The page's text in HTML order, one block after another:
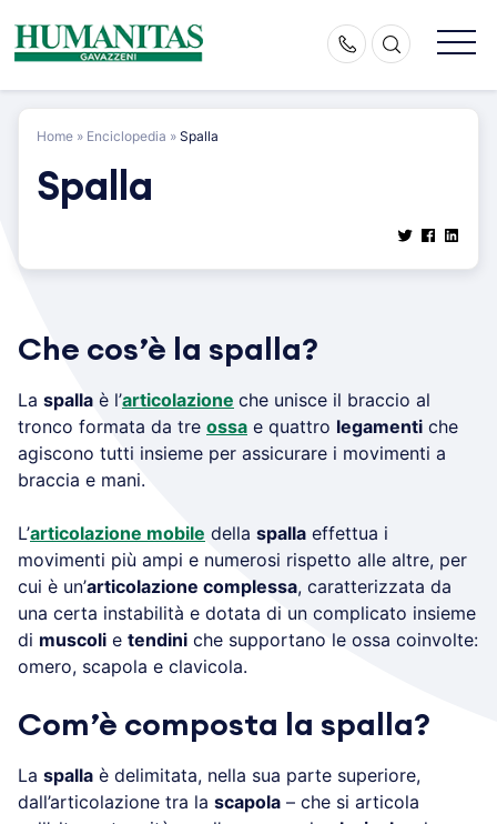
content
Home » Enciclopedia » Spalla
Spalla
Che cos’è la spalla?
La spalla è l’articolazione che unisce il braccio al
tronco formata da tre ossa e quattro legamenti che
agiscono tutti insieme per assicurare i movimenti a
braccia e mani.
L’articolazione mobile della spalla effettua i
movimenti più ampi e numerosi rispetto alle altre, per
cui è un’articolazione complessa, caratterizzata da
una certa instabilità e dotata di un complicato insieme
di muscoli e tendini che supportano le ossa coinvolte:
omero, scapola e clavicola.
Com’è composta la spalla?
La spalla è delimitata, nella sua parte superiore,
dall’articolazione tra la scapola – che si articola